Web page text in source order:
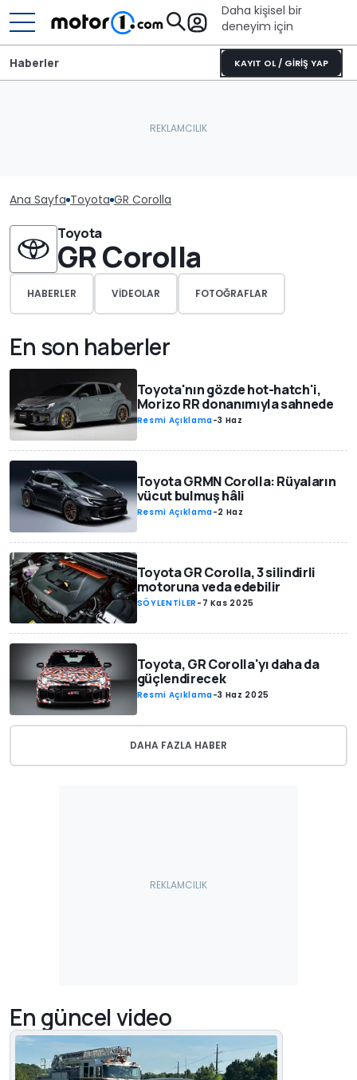
Daha kişisel bir
deneyim için
KAYIT OL / GİRİŞ YAP
Haberler
Ana Sayfa Toyota GR Corolla
Toyota
GR Corolla
HABERLER VIDEOLAR FOTOĞRAFLAR
En son haberler
Toyota'nın gözde hot-hatch'i,
Morizo RR donanımıyla sahnede
Resmi Açıklama-3 Haz
Toyota GRMN Corolla: Rüyaların
vücut bulmuş hâli
Resmi Açıklama-2 Haz
Toyota GR Corolla, 3 silindirli
motoruna veda edebilir
SÖYLENTİLER - 7 Kas 2025
Toyota, GR Corolla'yı daha da
güçlendirecek
Resmi Açıklama-3 Haz 2025
DAHA FAZLA HABER
En güncel video